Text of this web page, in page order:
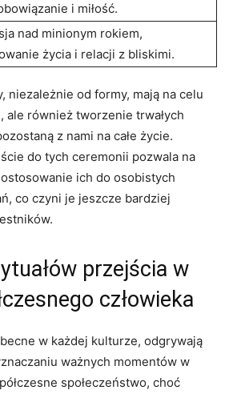
i miłość.
nad minionym rokiem,
życia ‌i relacji z bliskimi.
niezależnie od formy, mają na celu
ale również tworzenie trwałych
z nami na całe życie.
do tych ceremonii pozwala na
ich do osobistych
co czyni je jeszcze bardziej
przejścia w
człowieka
w każdej kulturze, odgrywają
ważnych momentów w
społeczeństwo, choć‌